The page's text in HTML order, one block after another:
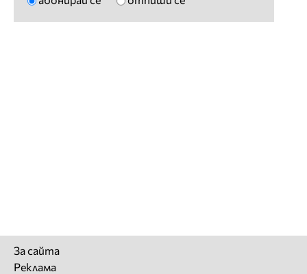
За сайта
Реклама